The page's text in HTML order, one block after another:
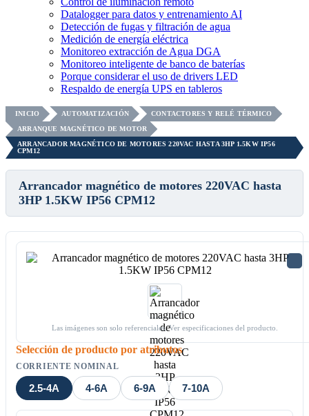
Datalogger para datos y entrenamiento AI
Detección de fugas y filtración de agua
Medición de energía eléctrica
Monitoreo extracción de Agua DGA
Monitoreo inteligente de banco de baterías
Porque considerar el uso de drivers LED
Respaldo de energía UPS en tableros
INICIO AUTOMATIZACIÓN
CONTACTORES Y RELÉ TÉRMICO
ARRANQUE MAGNÉTICO DE MOTOR
ARRANCADOR MAGNÉTICO DE MOTORES 220VAC HASTA 3HP 1.5KW IP56
CPM12
Arrancador magnético de motores 220VAC hasta
3HP 1.5KW IP56 CPM12
Las imágenes son solo referenciales. Ver especificaciones del producto.
Selección de producto por atributos
CORRIENTE NOMINAL
2.5-4A 4-6A 6-9A 7-10A